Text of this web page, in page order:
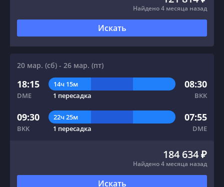
Найдено 4 месяца назад
Искать
20 мар. (сб) - 26 мар. (пт)
18:15
DME
14ч 15м
1 пересадка
08:30
BKK
09:30
BKK
22ч 25м
1 пересадка
07:55
DME
184 634 ₽
Найдено 4 месяца назад
Искать